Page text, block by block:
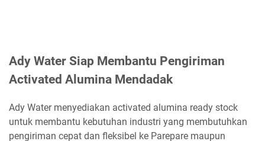
Ady Water Siap Membantu Pengiriman
Activated Alumina Mendadak
Ady Water menyediakan activated alumina ready stock
untuk membantu kebutuhan industri yang membutuhkan
pengiriman cepat dan fleksibel ke Parepare maupun